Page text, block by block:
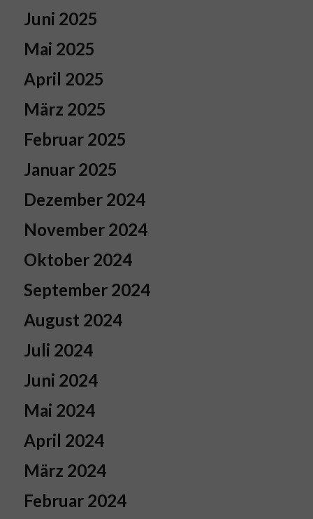
Juni 2025
Mai 2025
April 2025
März 2025
Februar 2025
Januar 2025
Dezember 2024
November 2024
Oktober 2024
September 2024
August 2024
Juli 2024
Juni 2024
Mai 2024
April 2024
März 2024
Februar 2024